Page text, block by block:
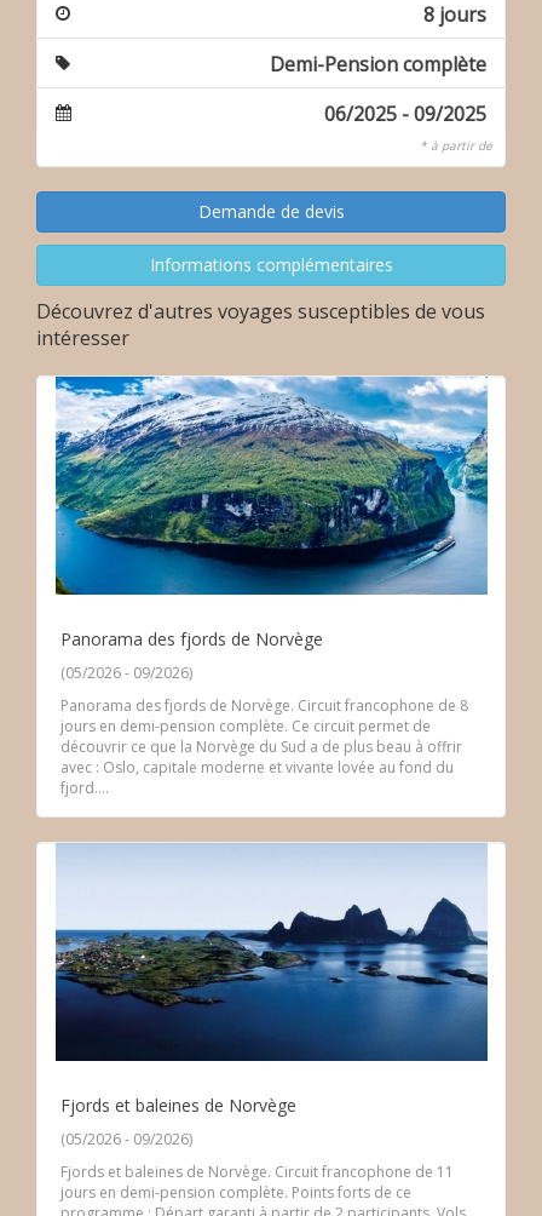
8 jours
Demi-Pension complète
06/2025 - 09/2025
* à partir de
Découvrez d'autres voyages susceptibles de vous
intéresser
Panorama des fjords de Norvège
(05/2026 - 09/2026)
Panorama des fjords de Norvège. Circuit francophone de 8
jours en demi-pension complète. Ce circuit permet de
découvrir ce que la Norvège du Sud a de plus beau à offrir
avec : Oslo, capitale moderne et vivante lovée au fond du
fjord....
Fjords et baleines de Norvège
(05/2026 - 09/2026)
Fjords et baleines de Norvège. Circuit francophone de 11
jours en demi-pension complète. Points forts de ce